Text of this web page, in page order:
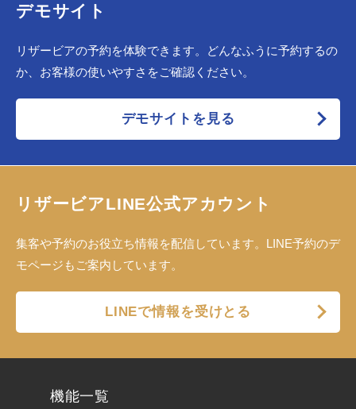
デモサイト
リザービアの予約を体験できます。どんなふうに予約するの
か、お客様の使いやすさをご確認ください。
デモサイトを見る
リザービアLINE公式アカウント
集客や予約のお役立ち情報を配信しています。LINE予約のデ
モページもご案内しています。
LINEで情報を受けとる
機能一覧